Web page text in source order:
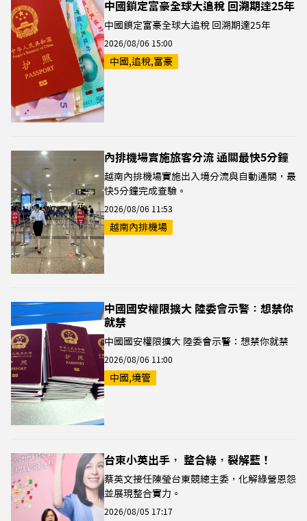
中國鎖定富豪全球大追稅 回溯期達25年
中國鎖定富豪全球大追稅 回溯期達25年
2026/08/06 15:00
中國,追稅,富豪
內排機場實施旅客分流 通關最快5分鐘
越南內排機場實施出入境分流與自動通關，最
快5分鐘完成查驗。
2026/08/06 11:53
越南內排機場
中國國安權限擴大 陸委會示警：想禁你
就禁
中國國安權限擴大 陸委會示警：想禁你就禁
2026/08/06 11:00
中國,境管
台東小英出手， 整合綠，裂解藍！
蔡英文接任陳瑩台東競總主委，化解綠營恩怨
並展現整合實力。
2026/08/05 17:17